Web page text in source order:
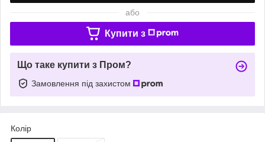
або
Купити з
Що таке купити з Пром?
Замовлення під захистом
Колір